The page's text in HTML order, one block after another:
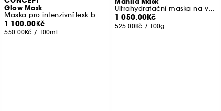
Glow Mask
Maska pro intenzivní lesk barvených vlasů
1 100.00Kč
550.00Kč / 100ml
Manila Mask
Ultrahydratační maska na vlasy pro všechny typy vlasů
1 050.00Kč
525.00Kč / 100g